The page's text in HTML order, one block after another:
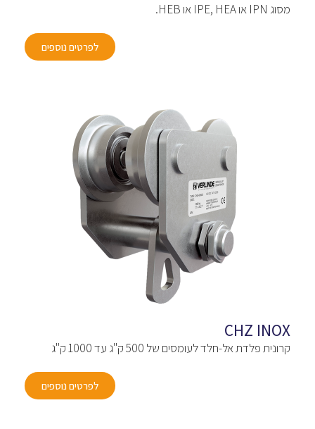
מסוג IPN או IPE, HEA או HEB.
לפרטים נוספים
CHZ INOX
קרונית פלדת אל-חלד לעומסים של 500 ק"ג עד 1000 ק"ג
לפרטים נוספים